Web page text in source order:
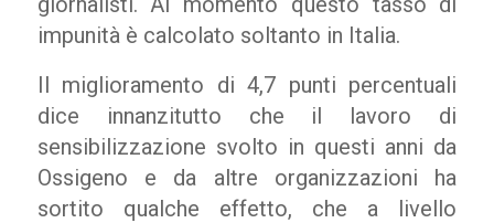
impunità è calcolato soltanto in Italia.
Il miglioramento di 4,7 punti percentuali
dice innanzitutto che il lavoro di
sensibilizzazione svolto in questi anni da
Ossigeno e da altre organizzazioni ha
sortito qualche effetto, che a livello